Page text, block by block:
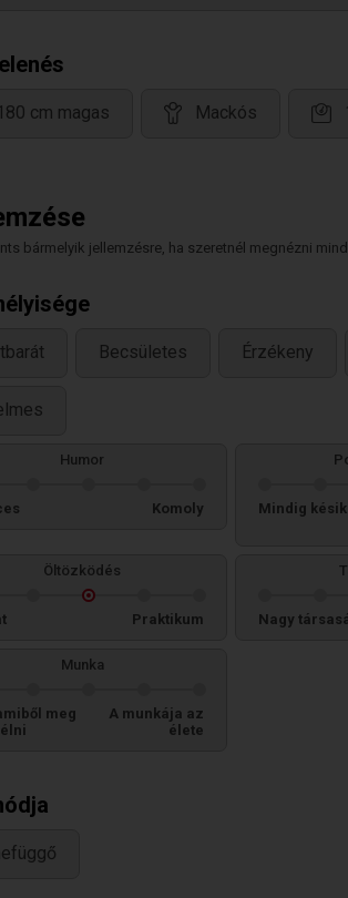
180 cm magas Mackós
bármelyik jellemzésre, ha szeretnél megnézni
Becsületes Érzékeny
Humor
Komoly Mindig késik
Öltözködés
Praktikum Nagy
Munka
meg
A munkája az
élete